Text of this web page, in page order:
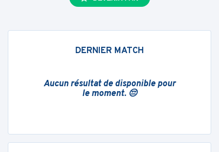
DERNIER MATCH
Aucun résultat de disponible pour
le moment. 😔